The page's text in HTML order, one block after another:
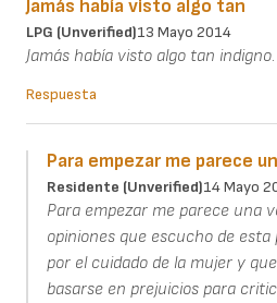
Jamás había visto algo tan
LPG (unverified)13 Mayo 2014
Jamás había visto algo tan indigno.
Respuesta
Para empezar me parece
Residente (unverified)14 Mayo
Para empezar me parece una
opiniones que escucho de
por el cuidado de la mujer y
basarse en prejuicios para